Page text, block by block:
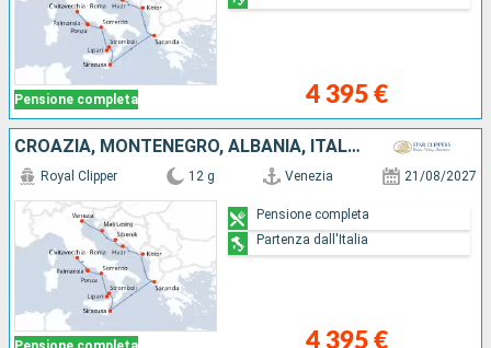
Pensione completa 4 395 €
CROAZIA, MONTENEGRO, ALBANIA, ITALIA
Royal Clipper 12 g Venezia 21/08/2027
4 395 €
Pensione completa
Partenza dall'Italia